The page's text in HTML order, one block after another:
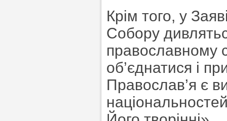
Крім того, у
Собору
православному
об’єднатися і
Православ’я є